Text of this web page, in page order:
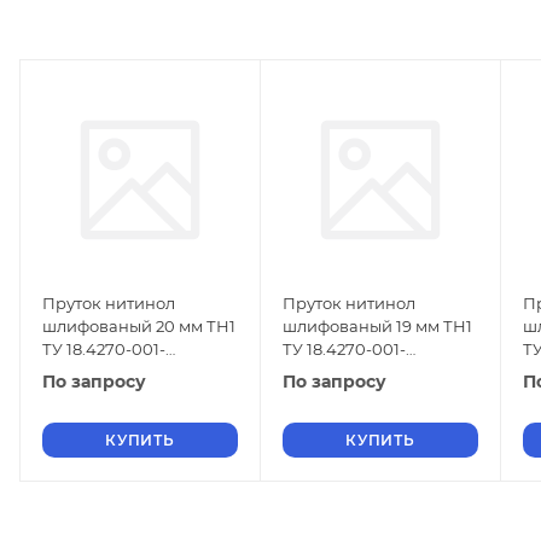
Пруток нитинол
шлифованый 20 мм ТН1
ТУ 18.4270-001-
16980791-2013
По запросу
КУПИТЬ
Пруток нитинол
шлифованый 19 мм ТН1
ТУ 18.4270-001-
16980791-2013
По запросу
КУПИТЬ